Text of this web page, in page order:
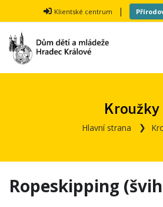
Klientské centrum |
Kroužky
Hlavní strana
Ropeskipping